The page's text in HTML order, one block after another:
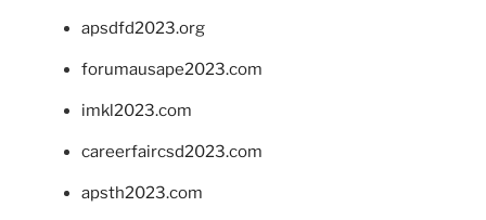
apsdfd2023.org
forumausape2023.com
imkl2023.com
careerfaircsd2023.com
apsth2023.com